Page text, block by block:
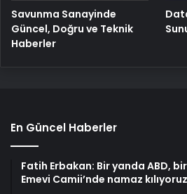
Savunma Sanayinde
Güncel, Doğru ve Teknik
Haberler
En Güncel Haberler
Fatih Erbakan: Bir yanda ABD,
Emevi Camii’nde namaz kılıyoruz